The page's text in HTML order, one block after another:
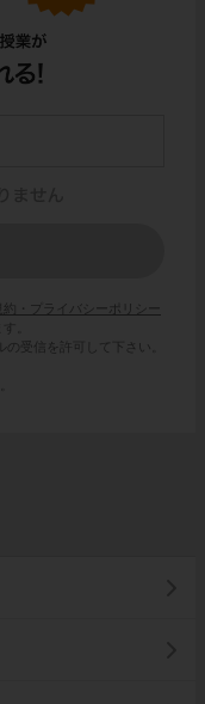
約・プライバシーポリシー
。
受信を許可して下さい。